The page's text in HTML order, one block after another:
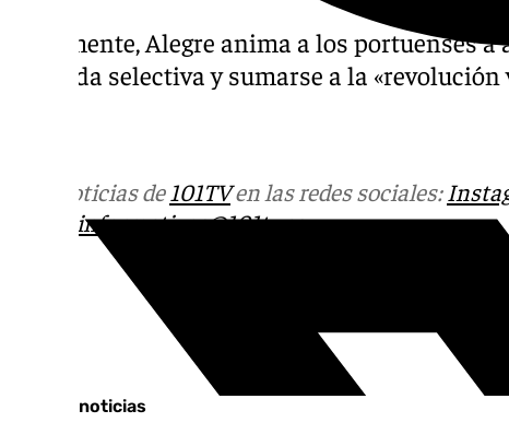
Finalmente, Alegre anima a los portuenses
recogida selectiva y sumarse a la «revolución
Más noticias de101TVen las redes sociales:
informativos@101tv.es
Últimas noticias